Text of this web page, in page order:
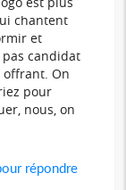
chantent
et
candidat
On
pour
nous, on
répondre